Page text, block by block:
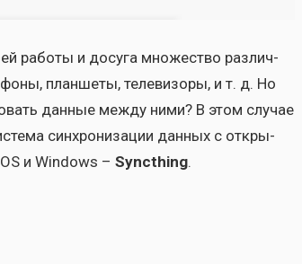
рабо­ты и досу­га мно­же­ство раз­лич­
план­ше­ты, теле­ви­зо­ры, и т. д. Но
дан­ные меж­ду ними? В этом слу­чае
син­хро­ни­за­ции дан­ных с откры­
и Windows – Syncthing.